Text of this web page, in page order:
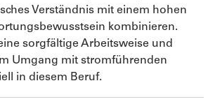
Verständnis mit einem hohen
kombinieren.
sorgfältige Arbeitsweise und
Umgang mit stromführenden
in diesem Beruf.